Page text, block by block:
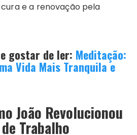
e a renovação pela
gostar de ler: Meditação:
Vida Mais Tranquila e
João Revolucionou
Trabalho